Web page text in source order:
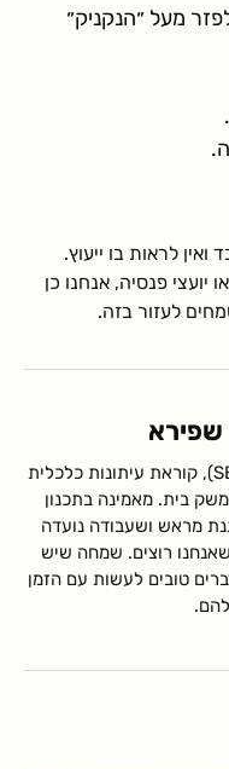
מעל ״הנקניק״
לראות בו ייעוץ.
יועצי פנסיה, אנחנו כן
לעזור בזה.
שפירא
בגוגל (SEO), קוראת עיתונות כלכלית
ומשק בית. מאמינה בתכנון
מראש ושעבודה נועדה
רוצים. שמחה שיש
טובים לעשות עם הזמן